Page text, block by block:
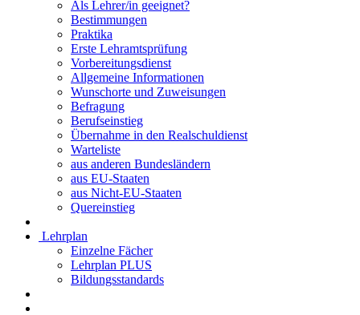
Als Lehrer/in geeignet?
Bestimmungen
Praktika
Erste Lehramtsprüfung
Vorbereitungsdienst
Allgemeine Informationen
Wunschorte und Zuweisungen
Befragung
Berufseinstieg
Übernahme in den Realschuldienst
Warteliste
aus anderen Bundesländern
aus EU-Staaten
aus Nicht-EU-Staaten
Quereinstieg
Lehrplan
Einzelne Fächer
Lehrplan PLUS
Bildungsstandards